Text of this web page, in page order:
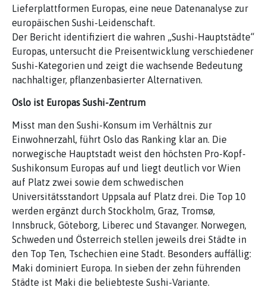
Lieferplattformen Europas, eine neue Datenanalyse zur
europäischen Sushi-Leidenschaft.
Der Bericht identifiziert die wahren „Sushi-Hauptstädte“
Europas, untersucht die Preisentwicklung verschiedener
Sushi-Kategorien und zeigt die wachsende Bedeutung
nachhaltiger, pflanzenbasierter Alternativen.
Oslo ist Europas Sushi-Zentrum
Misst man den Sushi-Konsum im Verhältnis zur
Einwohnerzahl, führt Oslo das Ranking klar an. Die
norwegische Hauptstadt weist den höchsten Pro-Kopf-
Sushikonsum Europas auf und liegt deutlich vor Wien
auf Platz zwei sowie dem schwedischen
Universitätsstandort Uppsala auf Platz drei. Die Top 10
werden ergänzt durch Stockholm, Graz, Tromsø,
Innsbruck, Göteborg, Liberec und Stavanger. Norwegen,
Schweden und Österreich stellen jeweils drei Städte in
den Top Ten, Tschechien eine Stadt. Besonders auffällig:
Maki dominiert Europa. In sieben der zehn führenden
Städte ist Maki die beliebteste Sushi-Variante.